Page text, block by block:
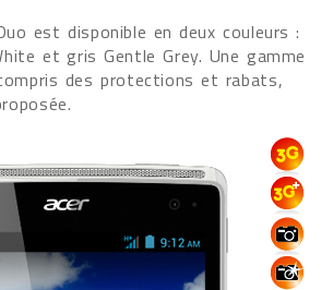
est disponible en deux couleurs :
et gris Gentle Grey. Une gamme
des protections et rabats,